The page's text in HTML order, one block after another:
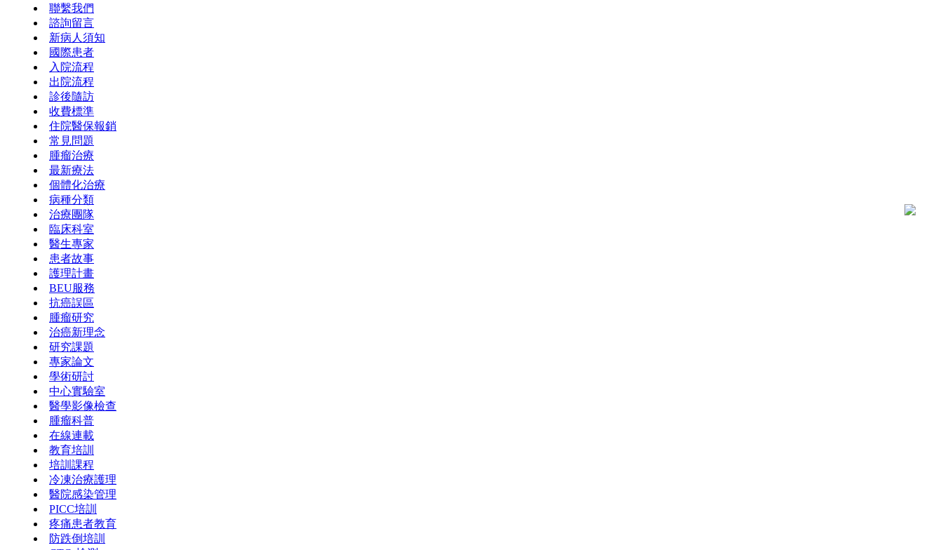
聯繫我們
諮詢留言
新病人須知
國際患者
入院流程
出院流程
診後隨訪
收費標準
住院醫保報銷
常見問題
腫瘤治療
最新療法
個體化治療
病種分類
治療團隊
臨床科室
醫生專家
患者故事
護理計畫
BEU服務
抗癌誤區
腫瘤研究
治癌新理念
研究課題
專家論文
學術研討
中心實驗室
醫學影像檢查
腫瘤科普
在線連載
教育培訓
培訓課程
冷凍治療護理
醫院感染管理
PICC培訓
疼痛患者教育
防跌倒培訓